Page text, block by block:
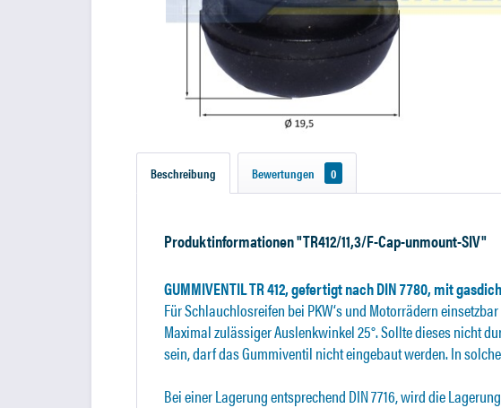
Beschreibung Bewertungen 0
Produktinformationen "TR412/11,3/F-Cap-unmount-SIV"
GUMMIVENTIL TR 412, gefertigt nach DIN 7780, mit
Für Schlauchlosreifen bei PKW‘s und Motorrädern
Maximal zulässiger Auslenkwinkel 25°. Sollte dieses nicht
sein, darf das Gummiventil nicht eingebaut werden. In
Bei einer Lagerung entsprechend DIN 7716, wird die